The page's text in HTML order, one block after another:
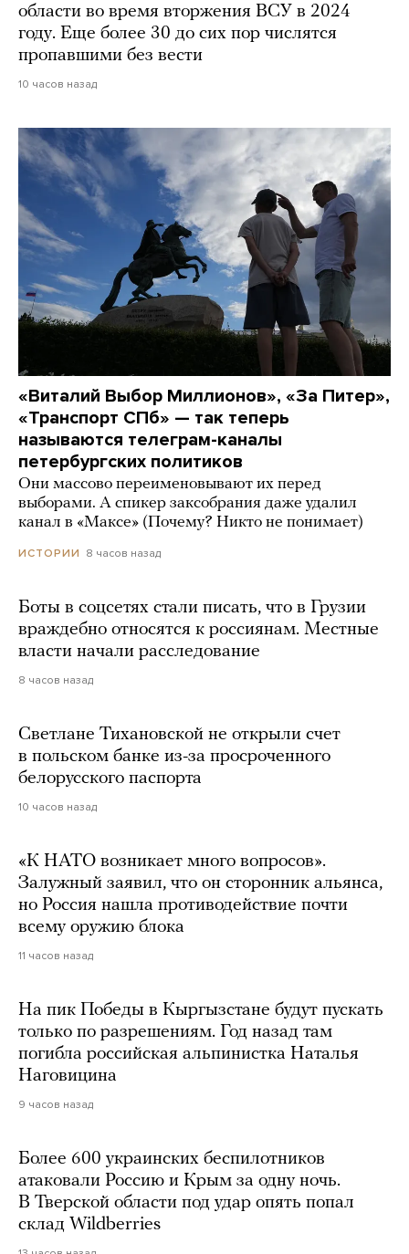
области во время вторжения ВСУ в 2024
году. Еще более 30 до сих пор числятся
пропавшими без вести
10 часов назад
«Виталий Выбор Миллионов», «За Питер»,
«Транспорт СПб» — так теперь
называются телеграм-каналы
петербургских политиков
Они массово переименовывают их перед
выборами. А спикер заксобрания даже удалил
канал в «Максе» (Почему? Никто не понимает)
ИСТОРИИ 8 часов назад
Боты в соцсетях стали писать, что в Грузии
враждебно относятся к россиянам. Местные
власти начали расследование
8 часов назад
Светлане Тихановской не открыли счет
в польском банке из-за просроченного
белорусского паспорта
10 часов назад
«К НАТО возникает много вопросов».
Залужный заявил, что он сторонник альянса,
но Россия нашла противодействие почти
всему оружию блока
11 часов назад
На пик Победы в Кыргызстане будут пускать
только по разрешениям. Год назад там
погибла российская альпинистка Наталья
Наговицина
9 часов назад
Более 600 украинских беспилотников
атаковали Россию и Крым за одну ночь.
В Тверской области под удар опять попал
склад Wildberries